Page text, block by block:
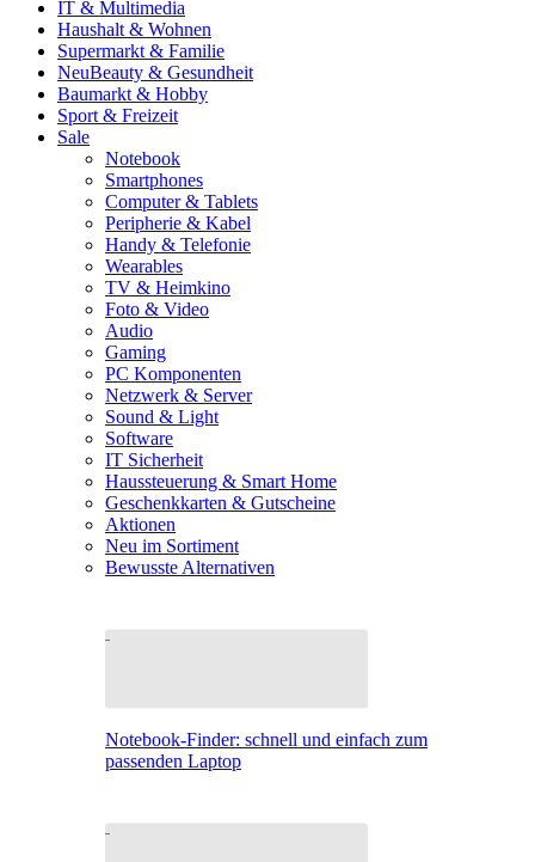
IT & Multimedia
Haushalt & Wohnen
Supermarkt & Familie
NeuBeauty & Gesundheit
Baumarkt & Hobby
Sport & Freizeit
Sale
Notebook
Smartphones
Computer & Tablets
Peripherie & Kabel
Handy & Telefonie
Wearables
TV & Heimkino
Foto & Video
Audio
Gaming
PC Komponenten
Netzwerk & Server
Sound & Light
Software
IT Sicherheit
Haussteuerung & Smart Home
Geschenkkarten & Gutscheine
Aktionen
Neu im Sortiment
Bewusste Alternativen
Notebook-Finder: schnell und einfach zum
passenden Laptop